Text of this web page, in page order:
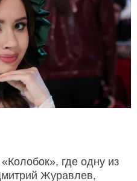
где одну из
Журавлев,